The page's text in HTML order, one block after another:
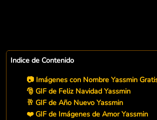
Indice de Contenido
📷 Imágenes con Nombre Yassmin
🎅 GIF de Feliz Navidad Yassmin
🥂 GIF de Año Nuevo Yassmin
❤️ GIF de Imágenes de Amor Yassmin